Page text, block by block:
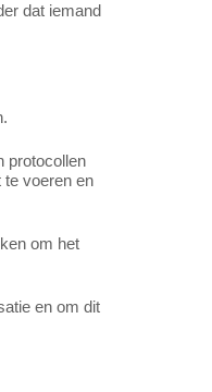
dat iemand
protocollen
voeren en
om het
en om dit